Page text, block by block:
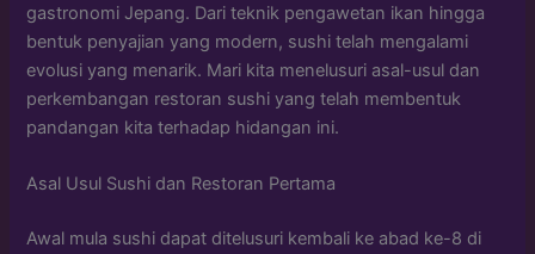
gastronomi Jepang. Dari teknik pengawetan ikan hingga
bentuk penyajian yang modern, sushi telah mengalami
evolusi yang menarik. Mari kita menelusuri asal-usul dan
perkembangan restoran sushi yang telah membentuk
pandangan kita terhadap hidangan ini.
Asal Usul Sushi dan Restoran Pertama
Awal mula sushi dapat ditelusuri kembali ke abad ke-8 di